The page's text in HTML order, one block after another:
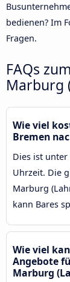
bedienen? Im
Fragen.
FAQs
Marburg
Wie viel
Bremen
Dies ist
Uhrzeit. Die
Marburg
kann Bares
Wie viel
Angebote
Marburg